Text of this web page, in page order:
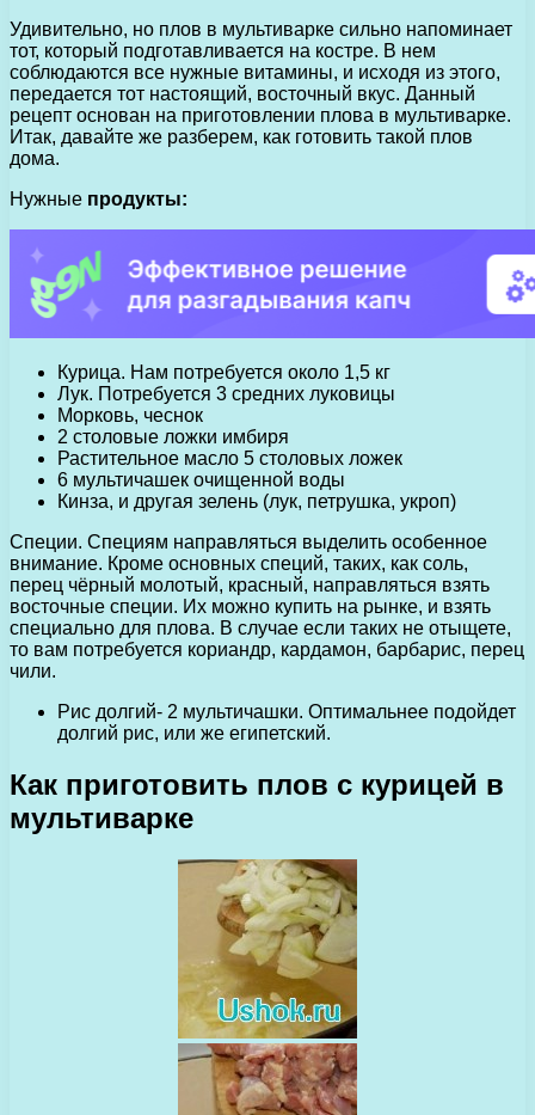
Удивительно, но плов в мультиварке сильно напоминает
тот, который подготавливается на костре. В нем
соблюдаются все нужные витамины, и исходя из этого,
передается тот настоящий, восточный вкус. Данный
рецепт основан на приготовлении плова в мультиварке.
Итак, давайте же разберем, как готовить такой плов
дома.
Нужные продукты:
Курица. Нам потребуется около 1,5 кг
Лук. Потребуется 3 средних луковицы
Морковь, чеснок
2 столовые ложки имбиря
Растительное масло 5 столовых ложек
6 мультичашек очищенной воды
Кинза, и другая зелень (лук, петрушка, укроп)
Специи. Специям направляться выделить особенное
внимание. Кроме основных специй, таких, как соль,
перец чёрный молотый, красный, направляться взять
восточные специи. Их можно купить на рынке, и взять
специально для плова. В случае если таких не отыщете,
то вам потребуется кориандр, кардамон, барбарис, перец
чили.
Рис долгий- 2 мультичашки. Оптимальнее подойдет
долгий рис, или же египетский.
Как приготовить плов с курицей в
мультиварке